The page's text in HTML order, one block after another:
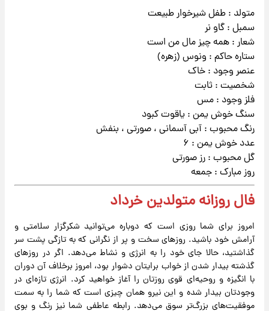
متولد : طفل شیرخوار طبیعت
سمبل : گاو نر
شعار : همه چیز مال من است
ستاره حاکم : ونوس (زهره)
عنصر وجود : خاک
شخصیت : ثابت
فلز وجود : مس
سنگ خوش یمن : یاقوت کبود
رنگ محبوب : آبی آسمانی ، صورتی ، بنفش
عدد خوش یمن : ۶
گل محبوب : رز صورتی
روز مبارک : جمعه
فال روزانه متولدین خرداد
امروز برای شما روزی است که دوباره می‌توانید شکرگزار سلامتی و
آرامش خود باشید. روزهای سخت و پر از نگرانی که به تازگی پشت سر
گذاشتید، حالا جای خود را به انرژی و نشاط می‌دهد. اگر در روزهای
گذشته بیدار شدن از خواب برایتان دشوار بود، امروز برخلاف آن دوران
با انگیزه و روحیه‌ای قوی روزتان را آغاز خواهید کرد. انرژی تازه‌ای در
وجودتان بیدار شده و این نیرو همان چیزی است که شما را به سمت
موفقیت‌های بزرگ‌تر سوق می‌دهد. رابطه عاطفی شما نیز رنگ و بوی